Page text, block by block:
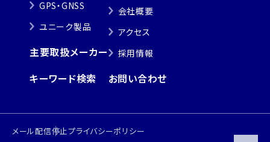
GPS・GNSS
ユニーク製品
主要取扱メーカー
キーワード検索
会社概要
アクセス
採用情報
お問い合わせ
メール配信停止プライバシーポリシー